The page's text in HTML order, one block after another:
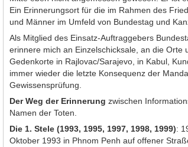
Ein Erinnerungsort für die im Rahmen des
und Männer im Umfeld von Bundestag und
Als Mitglied des Einsatz-Auftraggebers
erinnere mich an Einzelschicksale, an die
Gedenkorte in Rajlovac/Sarajevo, in Kabul,
immer wieder die letzte Konsequenz der
Gewissensprüfung.
Der Weg der Erinnerung zwischen
Namen der Toten.
Die 1. Stele (1993, 1995, 1997, 1998, 1999):
Oktober 1993 in Phnom Penh auf offener